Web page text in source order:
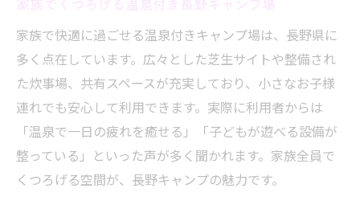
家族で快適に過ごせる温泉付きキャンプ場は、長野県に
多く点在しています。広々とした芝生サイトや整備され
た炊事場、共有スペースが充実しており、小さなお子様
連れでも安心して利用できます。実際に利用者からは
「温泉で一日の疲れを癒せる」「子どもが遊べる設備が
整っている」といった声が多く聞かれます。家族全員で
くつろげる空間が、長野キャンプの魅力です。